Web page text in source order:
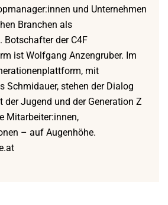
und Unternehmen
Branchen als
Botschafter der C4F
ist Wolfgang Anzengruber. Im
mit
Schmidauer, stehen der Dialog
der Jugend und der Generation Z
Mitarbeiter:innen,
– auf Augenhöhe.